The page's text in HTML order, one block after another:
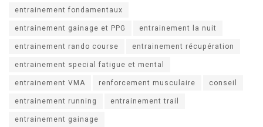
entrainement fondamentaux
entrainement gainage et PPG
entrainement la nuit
entrainement rando course
entrainement récupération
entrainement special fatigue et mental
entrainement VMA
renforcement musculaire
conseil
entrainement running
entrainement trail
entrainement gainage